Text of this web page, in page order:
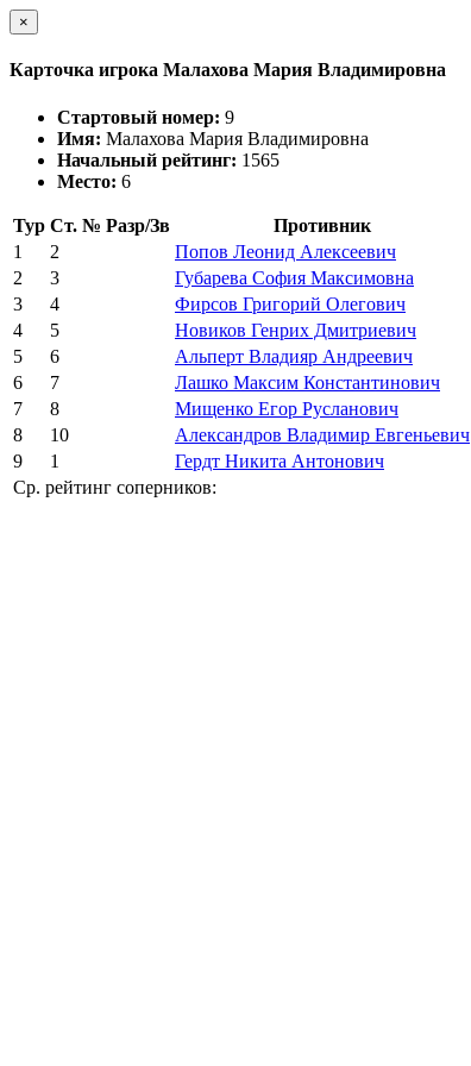
×
Карточка игрока Малахова Мария Владимировна
Стартовый номер: 9
Имя: Малахова Мария Владимировна
Начальный рейтинг: 1565
Место: 6
Тур Ст. № Разр/Зв Противник
1
2 Попов Леонид Алексеевич
2
3 Губарева София Максимовна
3
4 Фирсов Григорий Олегович
4
5 Новиков Генрих Дмитриевич
5
6 Альперт Владияр Андреевич
6
7 Лашко Максим Константинович
7
8 Мищенко Егор Русланович
8
10 Александров Владимир Евгеньевич
9
1 Гердт Никита Антонович
Ср. рейтинг соперников: